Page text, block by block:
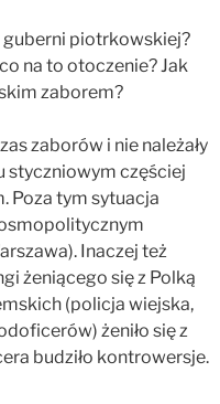
guberni piotrkowskiej?
na to otoczenie? Jak
zaborem?
zaborów i nie należały
styczniowym częściej
Poza tym sytuacja
Inaczej też
żeniącego się z Polką
(policja wiejska,
żeniło się z
budziło kontrowersje.